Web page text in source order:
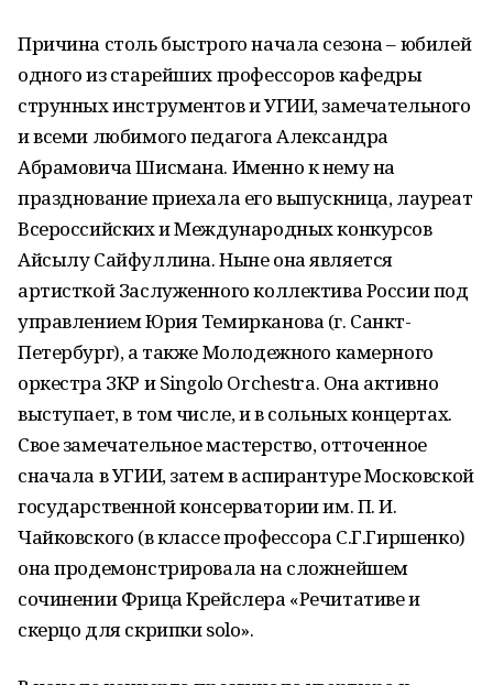
Причина столь быстрого начала сезона – юбилей
одного из старейших профессоров кафедры
струнных инструментов и УГИИ, замечательного
и всеми любимого педагога Александра
Абрамовича Шисмана. Именно к нему на
празднование приехала его выпускница, лауреат
Всероссийских и Международных конкурсов
Айсылу Сайфуллина. Ныне она является
артисткой Заслуженного коллектива России под
управлением Юрия Темирканова (г. Санкт-
Петербург), а также Молодежного камерного
оркестра ЗКР и Singolo Orchestra. Она активно
выступает, в том числе, и в сольных концертах.
Свое замечательное мастерство, отточенное
сначала в УГИИ, затем в аспирантуре Московской
государственной консерватории им. П. И.
Чайковского (в классе профессора С.Г.Гиршенко)
она продемонстрировала на сложнейшем
сочинении Фрица Крейслера «Речитативе и
скерцо для скрипки solo».